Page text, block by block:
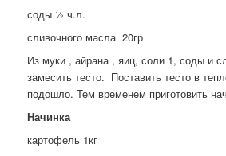
соды ½ ч.л.
сливочного масла 20гр
Из муки , айрана , яиц, соли 1, соды и
замесить тесто. Поставить тесто в
подошло. Тем временем приготовить
Начинка
картофель 1кг